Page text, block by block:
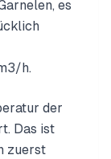
es
h.
der
Das ist
zuerst